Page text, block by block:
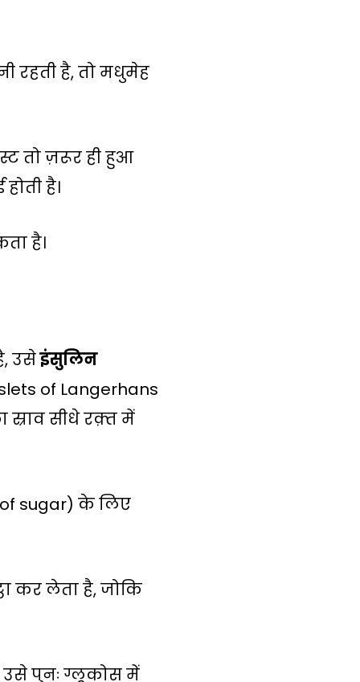
रहती है, तो मधुमेह
तो ज़रूर ही हुआ
है।
है।
उसेइंसुलिन
of Langerhans
स्राव सीधे रक़्त में
sugar) के लिए
कर लेता है, जोकि
उसे पुनः ग्लूकोस में